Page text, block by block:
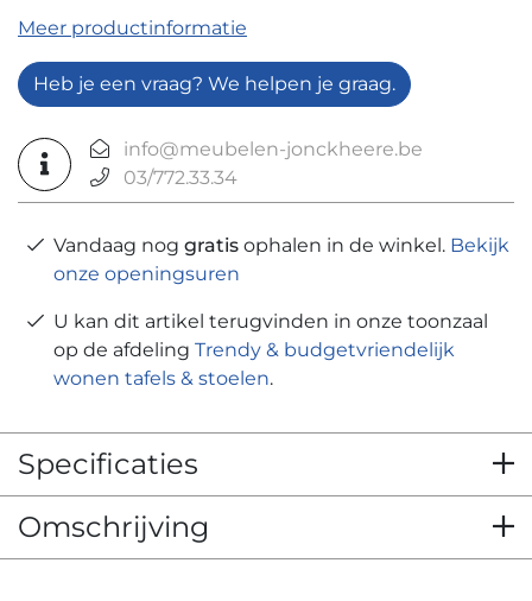
Meer productinformatie
Heb je een vraag? We helpen je graag.
info@meubelen-jonckheere.be
03/772.33.34
Vandaag nog gratis ophalen in de winkel. Bekijk
onze openingsuren
U kan dit artikel terugvinden in onze toonzaal
op de afdeling Trendy & budgetvriendelijk
wonen tafels & stoelen.
Specificaties
Omschrijving